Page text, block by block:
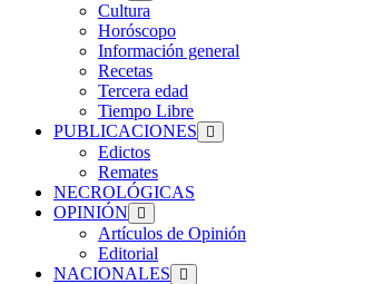
Cultura
Horóscopo
Información general
Recetas
Tercera edad
Tiempo Libre
PUBLICACIONES
Edictos
Remates
NECROLÓGICAS
OPINIÓN
Artículos de Opinión
Editorial
NACIONALES